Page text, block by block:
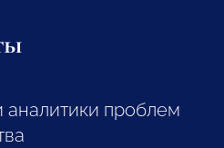
аналитики проблем